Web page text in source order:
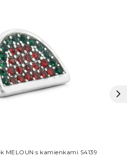
MELOUN s kamienkami S4139